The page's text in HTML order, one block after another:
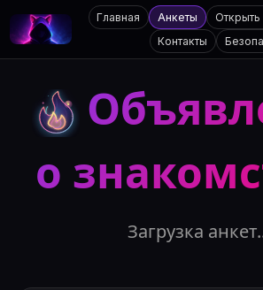
Главная Анкеты Открыть
Контакты
о
Загрузка